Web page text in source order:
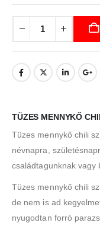
TÜZES MENNYKŐ
Tüzes mennykő chili
névnapra,
családtagunknak vagy
Tüzes mennykő chili
de nem is ad
nyugodtan forró